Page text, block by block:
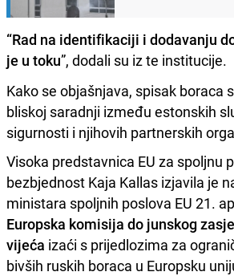
“Rad na identifikaciji i dodavanju
je u toku”, dodali su iz te institucije.
Kako se objašnjava, spisak boraca
bliskoj saradnji između estonskih
sigurnosti i njihovih partnerskih
Visoka predstavnica EU za spoljnu
bezbjednost Kaja Kallas izjavila je
ministara spoljnih poslova EU 21.
Europska komisija do junskog
vijeća izaći s prijedlozima za
bivših ruskih boraca u Europsku